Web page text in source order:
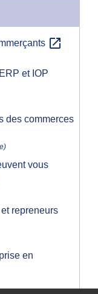
open_in_new
et IOP
des commerces
vous
repreneurs
en